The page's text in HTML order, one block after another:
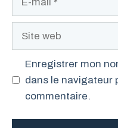
Enregistrer mon
dans le navigateur
commentaire.